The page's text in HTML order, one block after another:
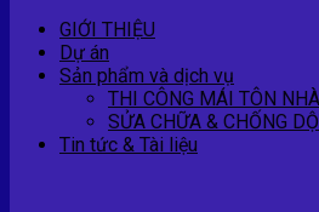
GIỚI THIỆU
Dự án
Sản phẩm và dịch vụ
THI CÔNG MÁI TÔN
SỬA CHỮA & CHỐNG
Tin tức & Tài liệu